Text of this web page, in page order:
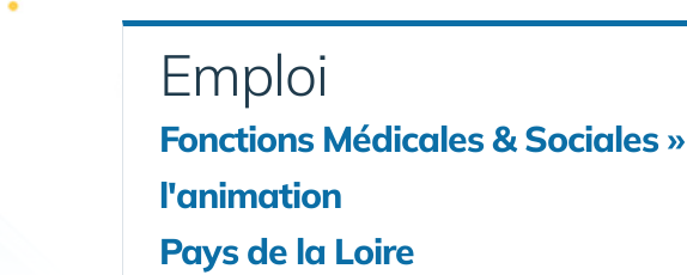
Emploi
Fonctions Médicales &
l'animation
Pays de la Loire